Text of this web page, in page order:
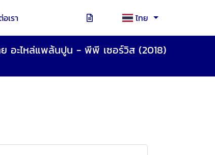
เรา ไทย
อะไหล่แพล้นปูน - พีพี เซอร์วิส (2018)